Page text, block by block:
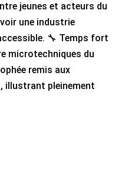
jeunes et acteurs du
une industrie
🔧 Temps fort
microtechniques du
remis aux
illustrant pleinement